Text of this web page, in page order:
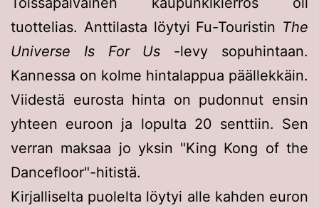
tuottelias. Anttilasta löytyi Fu-Touristin The
Universe Is For Us -levy sopuhintaan.
Kannessa on kolme hintalappua päällekkäin.
Viidestä eurosta hinta on pudonnut ensin
yhteen euroon ja lopulta 20 senttiin. Sen
verran maksaa jo yksin "King Kong of the
Dancefloor"-hitistä.
Kirjalliselta puolelta löytyi alle kahden euron